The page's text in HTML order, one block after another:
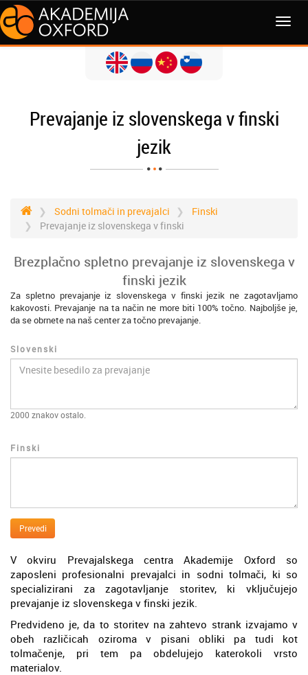
MENI
Prevajanje iz slovenskega v finski
jezik
Sodni tolmači in prevajalci
Finski
Prevajanje iz slovenskega v finski
Brezplačno spletno prevajanje iz slovenskega v
finski jezik
Za spletno prevajanje iz slovenskega v finski jezik ne zagotavljamo
kakovosti. Prevajanje na ta način ne more biti 100% točno. Najboljše je,
da se obrnete na naš center za točno prevajanje.
Slovenski
2000 znakov ostalo.
Finski
Prevedi
V okviru Prevajalskega centra Akademije Oxford so
zaposleni profesionalni prevajalci in sodni tolmači, ki so
specializirani za zagotavljanje storitev, ki vključujejo
prevajanje iz slovenskega v finski jezik.
Predvideno je, da to storitev na zahtevo strank izvajamo v
obeh različicah oziroma v pisani obliki pa tudi kot
tolmačenje, pri tem pa obdelujejo katerokoli vrsto
materialov.